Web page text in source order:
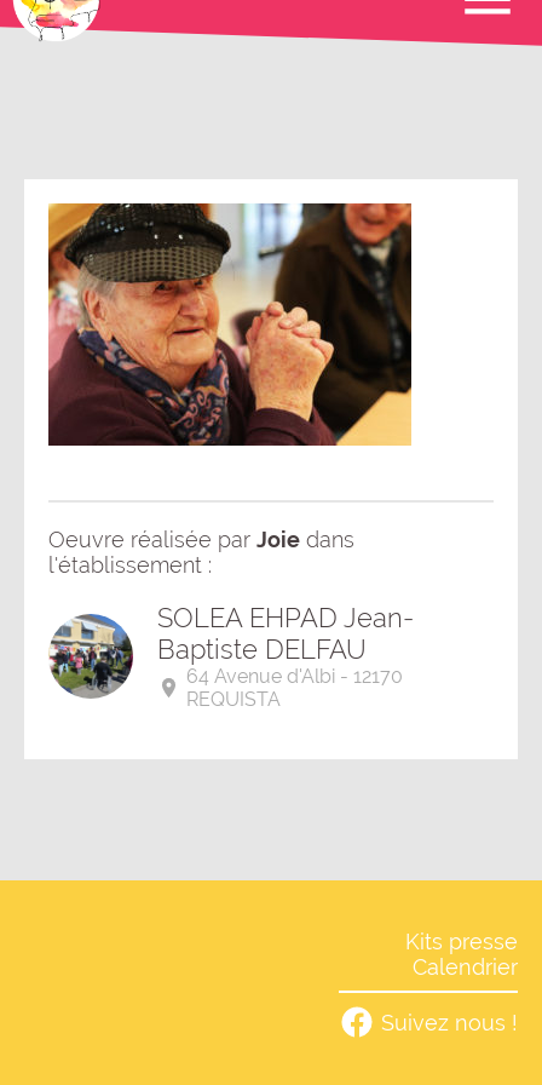
Oeuvre réalisée par Joie dans
l'établissement :
SOLEA EHPAD Jean-
Baptiste DELFAU
64 Avenue d'Albi - 12170
REQUISTA
Kits presse
Calendrier
Suivez nous !